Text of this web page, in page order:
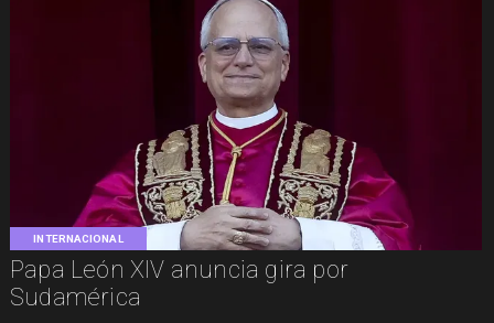
INTERNACIONAL
Papa León XIV anuncia gira por
Sudamérica